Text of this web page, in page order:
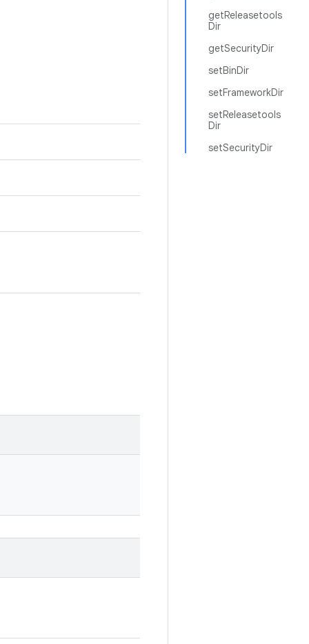
getReleasetools
Dir
getSecurityDir
setBinDir
setFrameworkDir
setReleasetools
Dir
setSecurityDir